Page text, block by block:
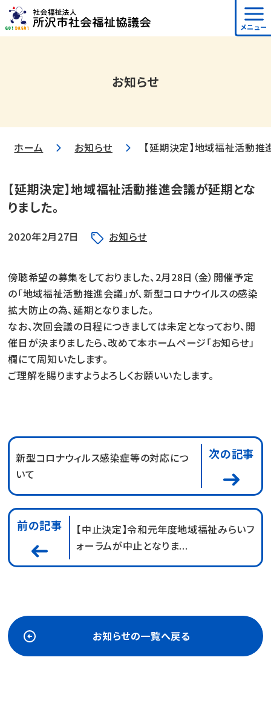
メニュー
お知らせ
ホーム お知らせ 【延期決定】地域福祉活動推
【延期決定】地域福祉活動推進会議が延期とな
りました。
2020年2月27日 お知らせ
傍聴希望の募集をしておりました、2月28日（金）開催予定
の「地域福祉活動推進会議」が、新型コロナウイルスの感染
拡大防止の為、延期となりました。
なお、次回会議の日程につきましては未定となっており、開
催日が決まりましたら、改めて本ホームページ「お知らせ」
欄にて周知いたします。
ご理解を賜りますようよろしくお願いいたします。
前の記事
【中止決定】令和元年度地域福祉みらいフ
ォーラムが中止となりま...
新型コロナウィルス感染症等の対応につ
いて
次の記事
お知らせの一覧へ戻る